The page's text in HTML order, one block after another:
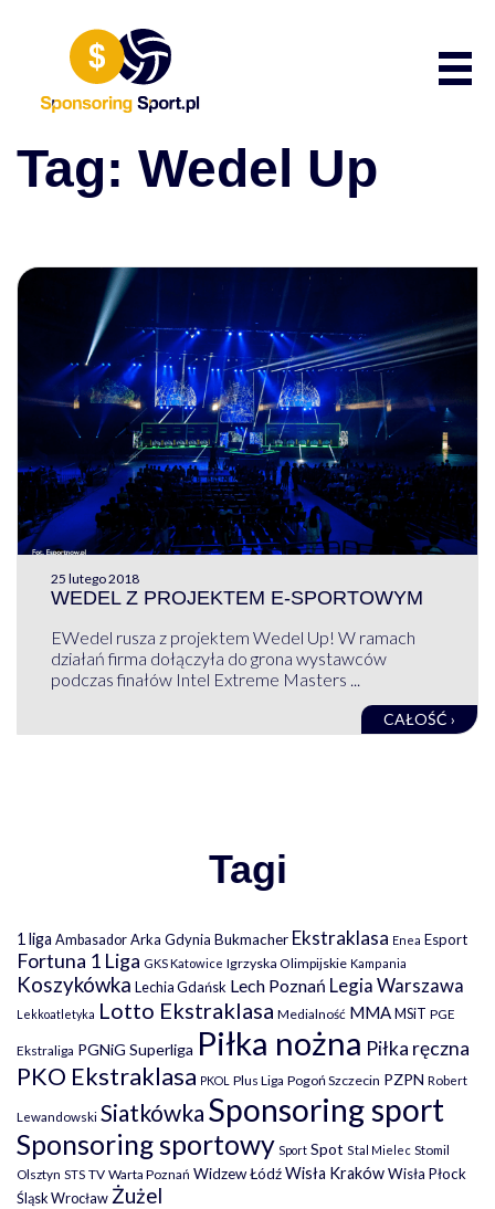
Tag: Wedel Up
25 lutego 2018
WEDEL Z PROJEKTEM E-SPORTOWYM
EWedel rusza z projektem Wedel Up! W ramach
działań firma dołączyła do grona wystawców
podczas finałów Intel Extreme Masters ...
CAŁOŚĆ ›
Tagi
1 liga Ambasador Arka Gdynia Bukmacher Ekstraklasa Enea Esport
Fortuna 1 Liga GKS Katowice Igrzyska Olimpijskie Kampania
Koszykówka Lechia Gdańsk Lech Poznań Legia Warszawa
Lekkoatletyka Lotto Ekstraklasa Medialność MMAMSiT PGE
Ekstraliga PGNiG Superliga Piłka nożna Piłka ręczna
PKO Ekstraklasa PKOL Plus Liga Pogoń Szczecin PZPN Robert
Lewandowski Siatkówka Sponsoring sport
Sponsoring sportowy Sport Spot Stal Mielec Stomil
Olsztyn STS TV Warta Poznań Widzew ŁódźWisła KrakówWisła Płock
Śląsk Wrocław Żużel